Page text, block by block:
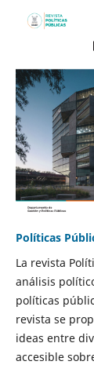
Políticas
La revista
análisis
políticas
revista se
ideas entre
accesible